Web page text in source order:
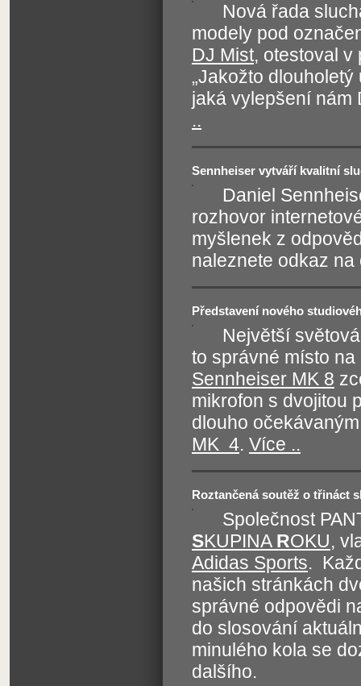
Nová řada
modely pod
DJ Mist, otestoval v
„Jakožto
jaká vylepšení nám
..
Sennheiser vytváří kvalitní
Daniel
rozhovor
myšlenek z
naleznete odkaz
Představení nového
Největší
to správné místo
Sennheiser MK 8
mikrofon s dvojitou
dlouho
MK 4. Více ..
Roztančená soutěž o třináct
Společnost
SKUPINA ROKU,
Adidas Sports.
našich stránkách
správné odpovědi
do slosování
minulého kola se
dalšího.